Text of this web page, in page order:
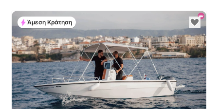
Άμεση Κράτηση